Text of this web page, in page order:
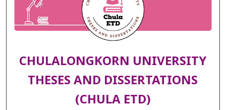
CHULALONGKORN UNIVERSITY
THESES AND DISSERTATIONS
(CHULA ETD)